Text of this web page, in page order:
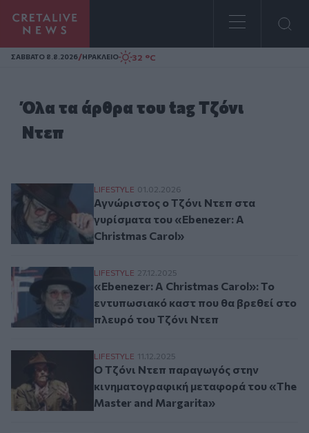
Homepage
ΣAΒΒΑΤΟ 8.8.2026/ΗΡΑΚΛΕΙΟ 32 °C
Όλα τα άρθρα του tag Τζόνι
Ντεπ
Αγνώριστος ο Τζόνι Ντεπ στα
LIFESTYLE 01.02.2026
Αγνώριστος ο Τζόνι Ντεπ στα
γυρίσματα του «Ebenezer: A
Christmas Carol»
«Ebenezer: A Christmas Carol»: Το
LIFESTYLE 27.12.2025
«Ebenezer: A Christmas Carol»: Το
εντυπωσιακό καστ που θα βρεθεί στο
πλευρό του Τζόνι Ντεπ
Ο Τζόνι Ντεπ παραγωγός στην
LIFESTYLE 11.12.2025
Ο Τζόνι Ντεπ παραγωγός στην
κινηματογραφική μεταφορά του «The
Master and Margarita»